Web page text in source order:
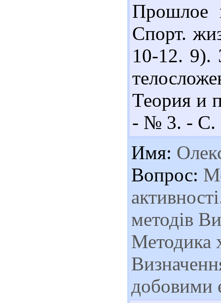
Прошлое
Спорт.
10-12. 9).
Теория и
- № 3. - С.
Имя:
Вопрос:
методів
Методика
добовими